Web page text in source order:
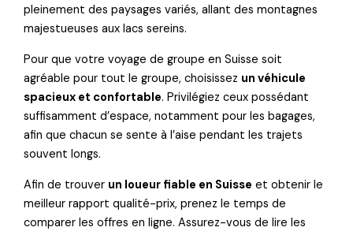
pleinement des paysages variés, allant des montagnes
majestueuses aux lacs sereins.
Pour que votre voyage de groupe en Suisse soit
agréable pour tout le groupe, choisissez un véhicule
spacieux et confortable. Privilégiez ceux possédant
suffisamment d’espace, notamment pour les bagages,
afin que chacun se sente à l’aise pendant les trajets
souvent longs.
Afin de trouver un loueur fiable en Suisse et obtenir le
meilleur rapport qualité-prix, prenez le temps de
comparer les offres en ligne. Assurez-vous de lire les